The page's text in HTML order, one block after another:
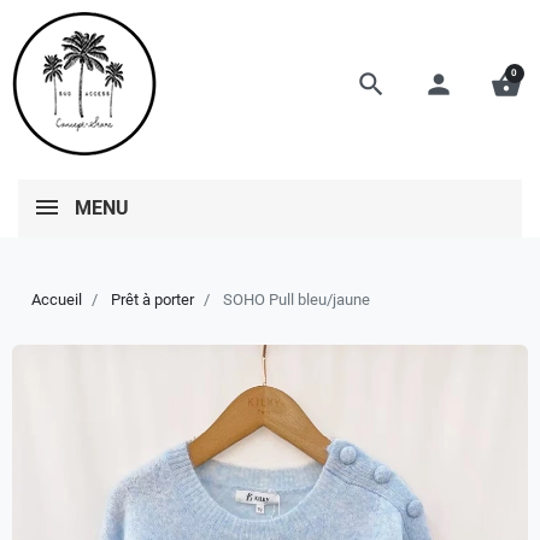
search person shopping_basket
0
MENU
Accueil Prêt à porter SOHO Pull bleu/jaune